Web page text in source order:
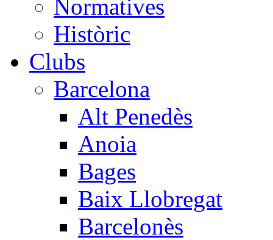
Normatives
Històric
Clubs
Barcelona
Alt Penedès
Anoia
Bages
Baix Llobregat
Barcelonès